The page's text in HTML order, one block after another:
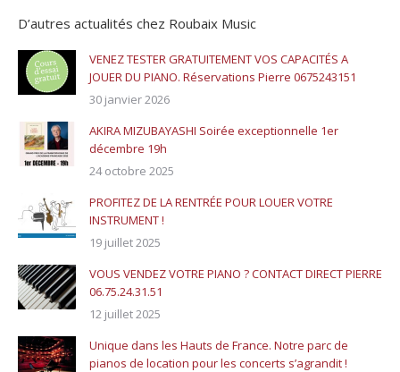
D’autres actualités chez Roubaix Music
VENEZ TESTER GRATUITEMENT VOS CAPACITÉS A
JOUER DU PIANO. Réservations Pierre 0675243151
30 janvier 2026
AKIRA MIZUBAYASHI Soirée exceptionnelle 1er
décembre 19h
24 octobre 2025
PROFITEZ DE LA RENTRÉE POUR LOUER VOTRE
INSTRUMENT !
19 juillet 2025
VOUS VENDEZ VOTRE PIANO ? CONTACT DIRECT PIERRE
06.75.24.31.51
12 juillet 2025
Unique dans les Hauts de France. Notre parc de
pianos de location pour les concerts s’agrandit !